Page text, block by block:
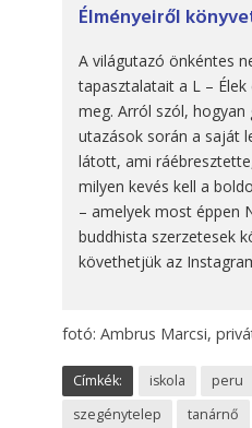
Élményeiről
A világutazó önkéntes
tapasztalatait a L –
meg. Arról szól,
utazások során a saját
látott, ami
milyen kevés kell a
– amelyek most éppen
buddhista szerzetesek
követhetjük az
fotó: Ambrus Marcsi,
Címkék: iskola peru
szegénytelep
tanárnő